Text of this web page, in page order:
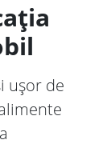
ușor de